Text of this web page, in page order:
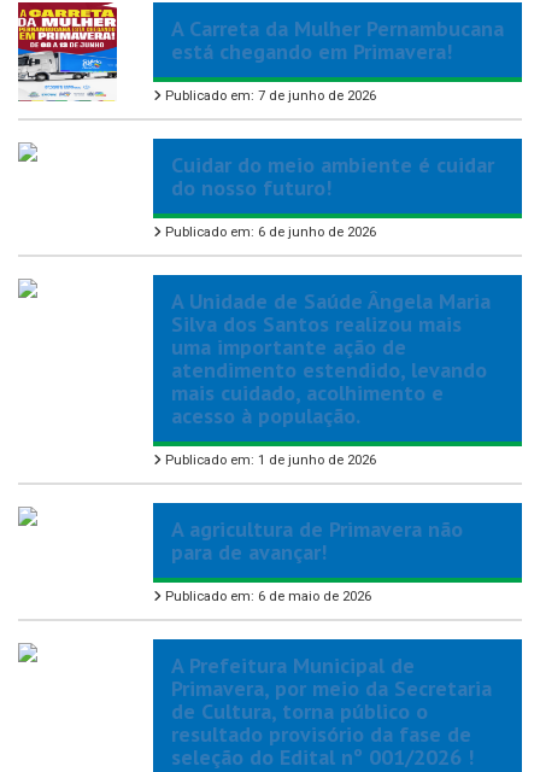
A Carreta da Mulher Pernambucana
está chegando em Primavera!
Publicado em: 7 de junho de 2026
Cuidar do meio ambiente é cuidar
do nosso futuro!
Publicado em: 6 de junho de 2026
A Unidade de Saúde Ângela Maria
Silva dos Santos realizou mais
uma importante ação de
atendimento estendido, levando
mais cuidado, acolhimento e
acesso à população.
Publicado em: 1 de junho de 2026
A agricultura de Primavera não
para de avançar!
Publicado em: 6 de maio de 2026
A Prefeitura Municipal de
Primavera, por meio da Secretaria
de Cultura, torna público o
resultado provisório da fase de
seleção do Edital nº 001/2026 !